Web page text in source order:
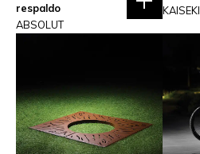
respaldo
ABSOLUT
KAISEKI